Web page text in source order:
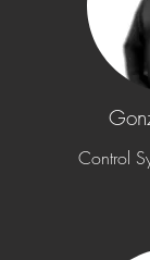
Control